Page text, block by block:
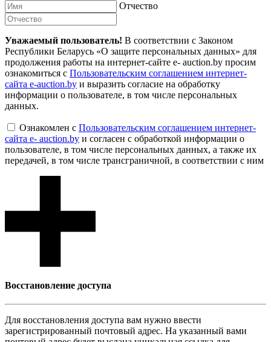
Отчество
Уважаемый пользователь! В соответствии с Законом
Республики Беларусь «О защите персональных данных» для
продолжения работы на интернет-сайте e- auction.by просим
ознакомиться с Пользовательским соглашением интернет-
сайта e-auction.by и выразить согласие на обработку
информации о пользователе, в том числе персональных
данных.
Ознакомлен с Пользовательским соглашением интернет-
сайта e- auction.by и согласен с обработкой информации о
пользователе, в том числе персональных данных, а также их
передачей, в том числе трансграничной, в соответствии с ним
Восcтановление доступа
Для восcтановления доступа вам нужно ввести
зарегистрированный почтовый адрес. На указанный вами